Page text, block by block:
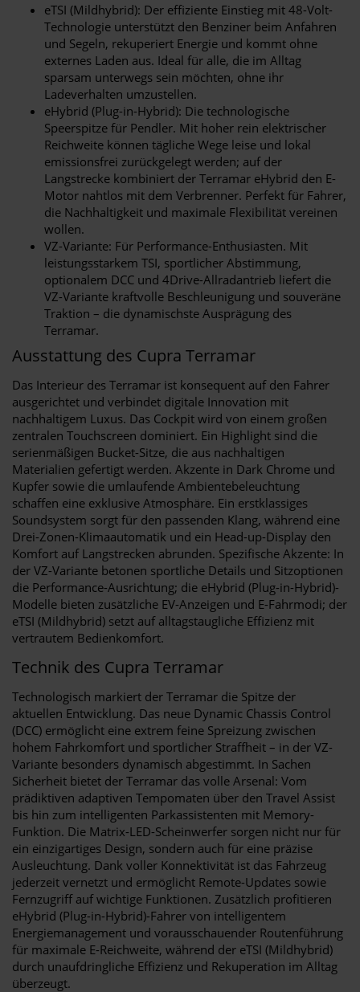
eTSI (Mildhybrid): Der effiziente Einstieg mit 48-Volt-
Technologie unterstützt den Benziner beim Anfahren
und Segeln, rekuperiert Energie und kommt ohne
externes Laden aus. Ideal für alle, die im Alltag
sparsam unterwegs sein möchten, ohne ihr
Ladeverhalten umzustellen.
eHybrid (Plug-in-Hybrid): Die technologische
Speerspitze für Pendler. Mit hoher rein elektrischer
Reichweite können tägliche Wege leise und lokal
emissionsfrei zurückgelegt werden; auf der
Langstrecke kombiniert der Terramar eHybrid den E-
Motor nahtlos mit dem Verbrenner. Perfekt für Fahrer,
die Nachhaltigkeit und maximale Flexibilität vereinen
wollen.
VZ-Variante: Für Performance-Enthusiasten. Mit
leistungsstarkem TSI, sportlicher Abstimmung,
optionalem DCC und 4Drive-Allradantrieb liefert die
VZ-Variante kraftvolle Beschleunigung und souveräne
Traktion – die dynamischste Ausprägung des
Terramar.
Ausstattung des Cupra Terramar
Das Interieur des Terramar ist konsequent auf den Fahrer
ausgerichtet und verbindet digitale Innovation mit
nachhaltigem Luxus. Das Cockpit wird von einem großen
zentralen Touchscreen dominiert. Ein Highlight sind die
serienmäßigen Bucket-Sitze, die aus nachhaltigen
Materialien gefertigt werden. Akzente in Dark Chrome und
Kupfer sowie die umlaufende Ambientebeleuchtung
schaffen eine exklusive Atmosphäre. Ein erstklassiges
Soundsystem sorgt für den passenden Klang, während eine
Drei-Zonen-Klimaautomatik und ein Head-up-Display den
Komfort auf Langstrecken abrunden. Spezifische Akzente: In
der VZ-Variante betonen sportliche Details und Sitzoptionen
die Performance-Ausrichtung; die eHybrid (Plug-in-Hybrid)-
Modelle bieten zusätzliche EV-Anzeigen und E-Fahrmodi; der
eTSI (Mildhybrid) setzt auf alltagstaugliche Effizienz mit
vertrautem Bedienkomfort.
Technik des Cupra Terramar
Technologisch markiert der Terramar die Spitze der
aktuellen Entwicklung. Das neue Dynamic Chassis Control
(DCC) ermöglicht eine extrem feine Spreizung zwischen
hohem Fahrkomfort und sportlicher Straffheit – in der VZ-
Variante besonders dynamisch abgestimmt. In Sachen
Sicherheit bietet der Terramar das volle Arsenal: Vom
prädiktiven adaptiven Tempomaten über den Travel Assist
bis hin zum intelligenten Parkassistenten mit Memory-
Funktion. Die Matrix-LED-Scheinwerfer sorgen nicht nur für
ein einzigartiges Design, sondern auch für eine präzise
Ausleuchtung. Dank voller Konnektivität ist das Fahrzeug
jederzeit vernetzt und ermöglicht Remote-Updates sowie
Fernzugriff auf wichtige Funktionen. Zusätzlich profitieren
eHybrid (Plug-in-Hybrid)-Fahrer von intelligentem
Energiemanagement und vorausschauender Routenführung
für maximale E-Reichweite, während der eTSI (Mildhybrid)
durch unaufdringliche Effizienz und Rekuperation im Alltag
überzeugt.